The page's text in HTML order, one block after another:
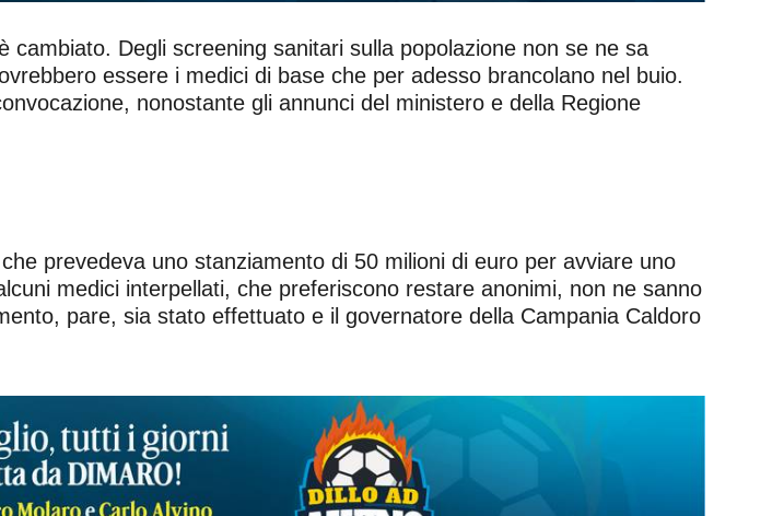
Degli screening sanitari sulla popolazione non se ne sa
essere i medici di base che per adesso brancolano nel buio.
nonostante gli annunci del ministero e della Regione
prevedeva uno stanziamento di 50 milioni di euro per avviare uno
medici interpellati, che preferiscono restare anonimi, non ne sanno
pare, sia stato effettuato e il governatore della Campania Caldoro